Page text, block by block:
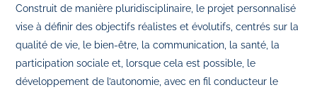
Construit de manière pluridisciplinaire, le projet personnalisé
vise à définir des objectifs réalistes et évolutifs, centrés sur la
qualité de vie, le bien‑être, la communication, la santé, la
participation sociale et, lorsque cela est possible, le
développement de l’autonomie, avec en fil conducteur le